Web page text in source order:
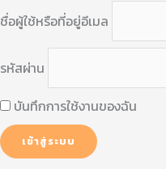
ชื่อผู้ใช้หรือที่อยู่อีเมล
รหัสผ่าน
บันทึกการใช้งานของฉัน